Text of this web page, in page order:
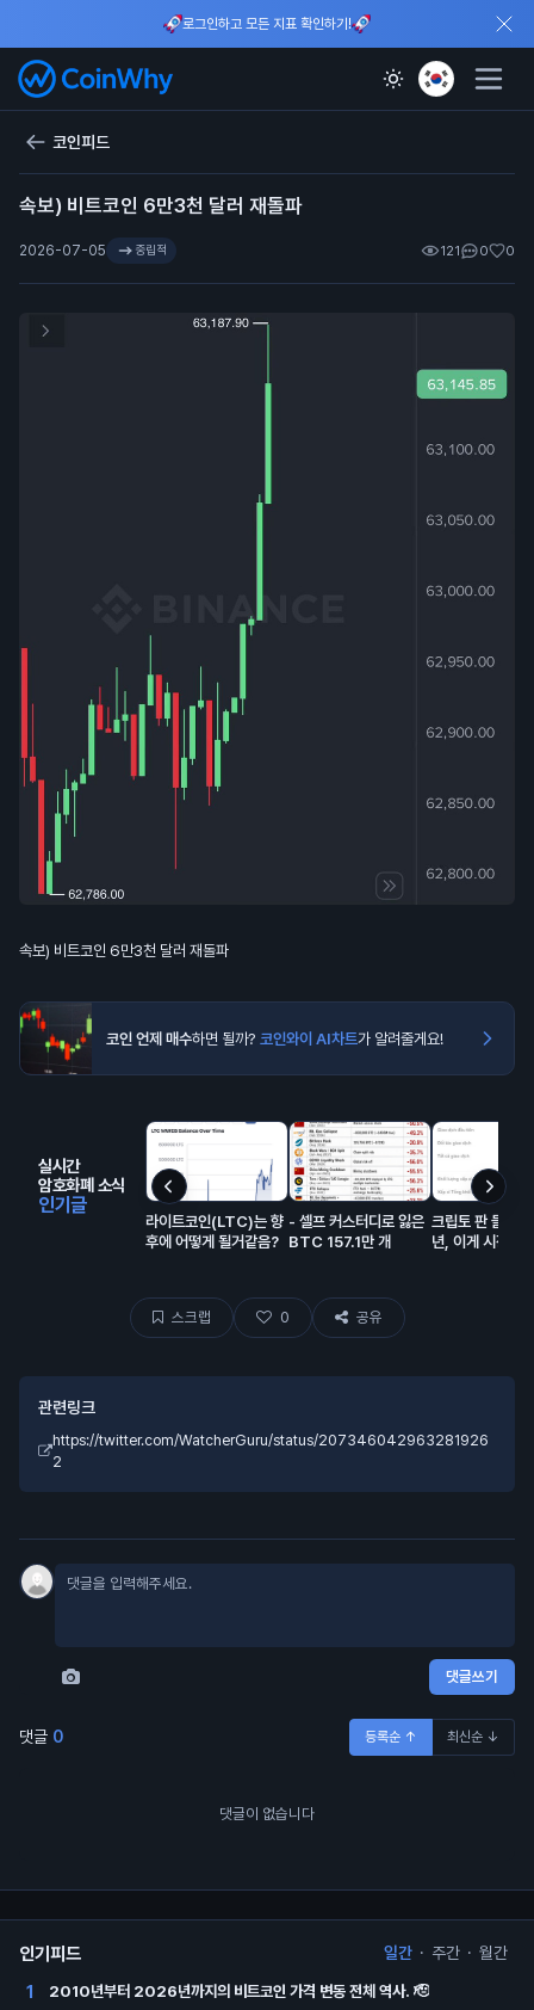
로그인하고 모든 지표 확인하기!
코인피드
속보) 비트코인 6만3천 달러 재돌파
2026-07-05 중립적 121 0 0
속보) 비트코인 6만3천 달러 재돌파
코인 언제 매수하면 될까? 코인와이 AI차트가 알려줄게요!
실시간
암호화폐 소식
인기글
라이트코인(LTC)는 향
후에 어떻게 될거같음?
- 셀프 커스터디로 잃은
BTC 157.1만 개
크립토 판 들어
년, 이게 시장에
스크랩 0 공유
관련링크
https://twitter.com/WatcherGuru/status/207346042963281926
2
댓글쓰기
댓글 0 등록순 ↑ 최신순 ↓
댓글이 없습니다
인기피드 일간 · 주간 · 월간
1 2010년부터 2026년까지의 비트코인 가격 변동 전체 역사. 🫡